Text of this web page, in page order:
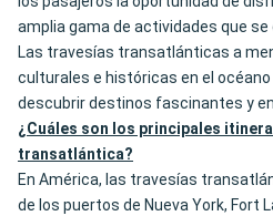
amplia gama de actividades que
Las travesías transatlánticas a
culturales e históricas en el
descubrir destinos fascinantes y
¿Cuáles son los principales
transatlántica?
En América, las travesías
de los puertos de Nueva York, Fort